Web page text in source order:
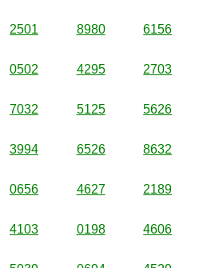
2501 8980 6156
0502 4295 2703
7032 5125 5626
3994 6526 8632
0656 4627 2189
4103 0198 4606